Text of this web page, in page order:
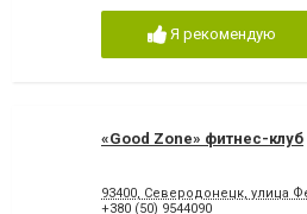
Я рекомендую
«Good Zone» фитнес-клуб
93400, Северодонецк, улица
+380 (50) 9544090